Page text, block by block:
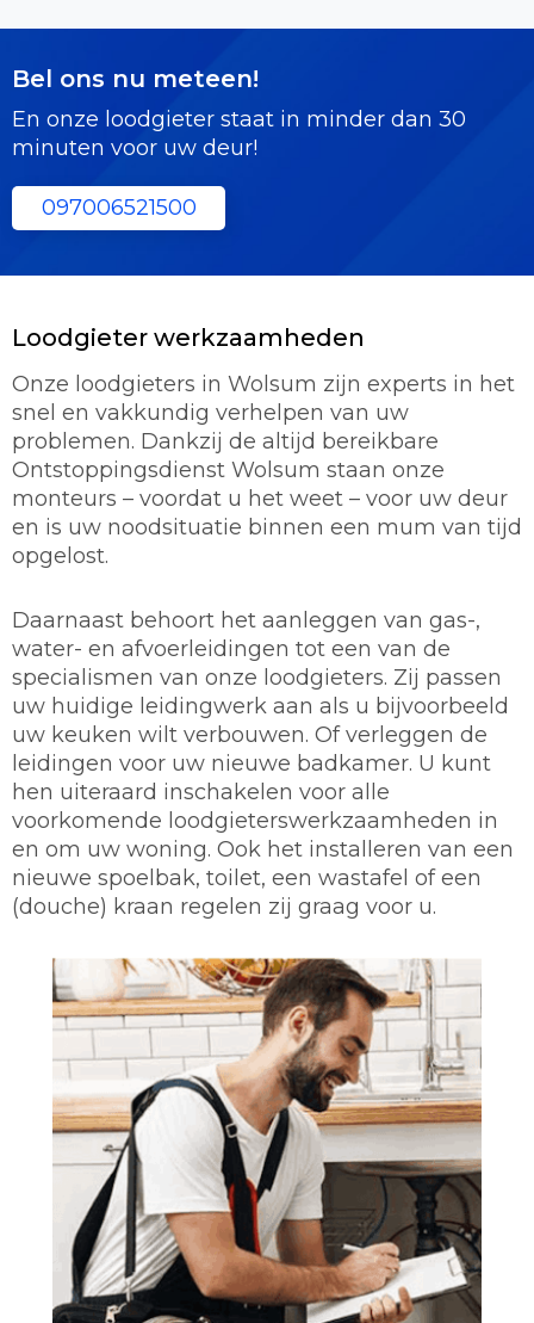
Bel ons nu meteen!
En onze loodgieter staat in minder dan 30
minuten voor uw deur!
097006521500
Loodgieter werkzaamheden
Onze loodgieters in Wolsum zijn experts in het
snel en vakkundig verhelpen van uw
problemen. Dankzij de altijd bereikbare
Ontstoppingsdienst Wolsum staan onze
monteurs – voordat u het weet – voor uw deur
en is uw noodsituatie binnen een mum van tijd
opgelost.
Daarnaast behoort het aanleggen van gas-,
water- en afvoerleidingen tot een van de
specialismen van onze loodgieters. Zij passen
uw huidige leidingwerk aan als u bijvoorbeeld
uw keuken wilt verbouwen. Of verleggen de
leidingen voor uw nieuwe badkamer. U kunt
hen uiteraard inschakelen voor alle
voorkomende loodgieterswerkzaamheden in
en om uw woning. Ook het installeren van een
nieuwe spoelbak, toilet, een wastafel of een
(douche) kraan regelen zij graag voor u.